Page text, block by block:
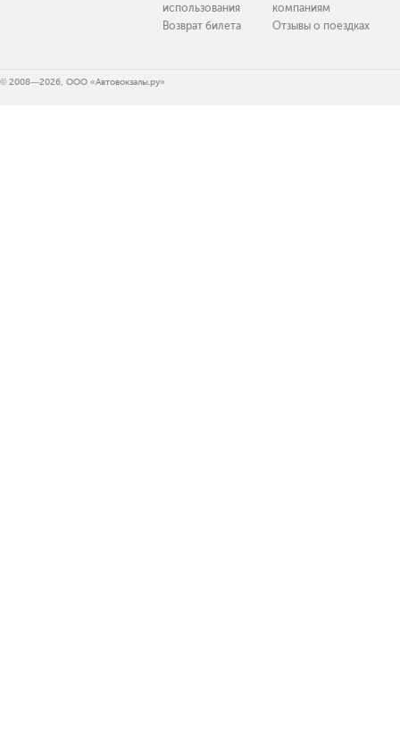
использования
Возврат билета
компаниям
Отзывы о поездках
© 2008—2026, ООО «Автовокзалы.ру»